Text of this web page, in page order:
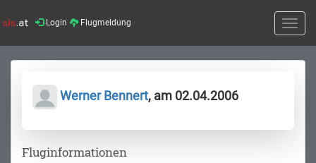
Login Flugmeldung
Toggle
Werner Bennert, am 02.04.2006
Fluginformationen